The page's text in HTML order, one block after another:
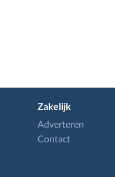
Zakelijk
Adverteren
Contact